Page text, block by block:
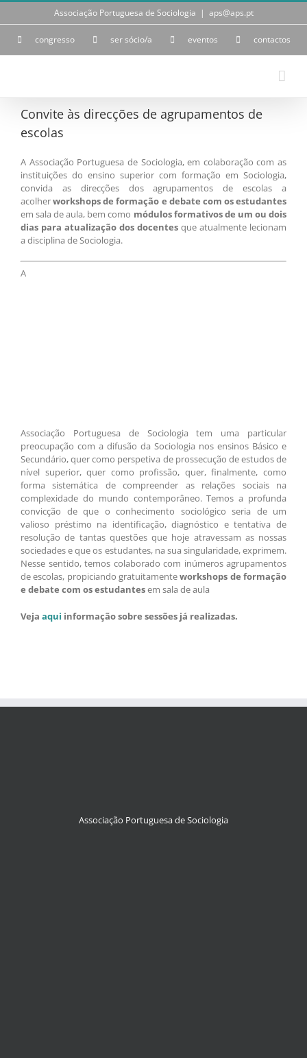
Skip
Associação Portuguesa de Sociologia | aps@aps.pt
congresso ser sócio/a eventos contactos
Convite às direcções de agrupamentos de
escolas
A Associação Portuguesa de Sociologia, em colaboração com as
instituições do ensino superior com formação em Sociologia,
convida as direcções dos agrupamentos de escolas a
acolherworkshops de formação e debate com os estudantes
em sala de aula, bem como módulos formativos de um ou dois
dias para atualização dos docentes que atualmente lecionam
a disciplina de Sociologia.
A
Associação Portuguesa de Sociologia tem uma particular
preocupação com a difusão da Sociologia nos ensinos Básico e
Secundário, quer como perspetiva de prossecução de estudos de
nível superior, quer como profissão, quer, finalmente, como
forma sistemática de compreender as relações sociais na
complexidade do mundo contemporâneo. Temos a profunda
convicção de que o conhecimento sociológico seria de um
valioso préstimo na identificação, diagnóstico e tentativa de
resolução de tantas questões que hoje atravessam as nossas
sociedades e que os estudantes, na sua singularidade, exprimem.
Nesse sentido, temos colaborado com inúmeros agrupamentos
de escolas, propiciando gratuitamenteworkshops de formação
e debate com os estudantesem sala de aula
Veja aqui informação sobre sessões já realizadas.
Associação Portuguesa de Sociologia